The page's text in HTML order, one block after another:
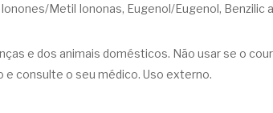
Metil Iononas, Eugenol/Eugenol, Benzilic
e dos animais domésticos. Não usar se o
consulte o seu médico. Uso externo.